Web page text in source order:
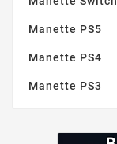
Manette PS5
Manette PS4
Manette PS3